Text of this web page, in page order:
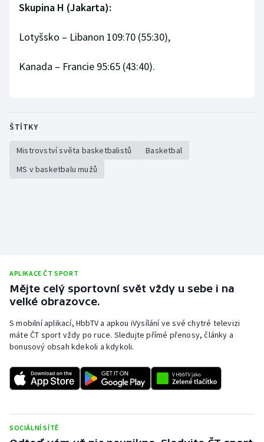
Skupina H (Jakarta):
Lotyšsko – Libanon 109:70 (55:30),
Kanada – Francie 95:65 (43:40).
ŠTÍTKY
Mistrovství světa basketbalistů
Basketbal
MS v basketbalu mužů
APLIKACE ČT SPORT
Mějte celý sportovní svět vždy u sebe i na
velké obrazovce.
S mobilní aplikací, HbbTV a apkou iVysílání ve své chytré televizi
máte ČT sport vždy po ruce. Sledujte přímé přenosy, články a
bonusový obsah kdekoli a kdykoli.
SOCIÁLNÍ SÍTĚ